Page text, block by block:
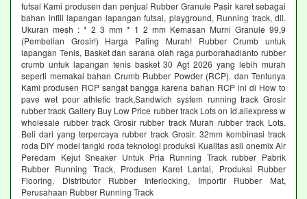
futsal Kami produsen dan penjual Rubber Granule Pasir karet sebagai
bahan infill lapangan lapangan futsal, playground, Running track, dll.
Ukuran mesh : * 2 3 mm * 1 2 mm Kemasan Murni Granule 99,9
(Pembelian Grosir!) Harga Paling Murah! Rubber Crumb untuk
lapangan Tenis, Basket dan sarana olah raga purborahadianto rubber
crumb untuk lapangan tenis basket 30 Agt 2026 yang lebih murah
seperti memakai bahan Crumb Rubber Powder (RCP). dan Tentunya
Kami produsen RCP sangat bangga karena bahan RCP ini di How to
pave wet pour athletic track,Sandwich system running track Grosir
rubber track Gallery Buy Low Price rubber track Lots on id.aliexpress w
wholesale rubber track Grosir rubber track Murah rubber track Lots,
Beli dari yang terpercaya rubber track Grosir. 32mm kombinasi track
roda DIY model tangki roda teknologi produksi Kualitas asli onemix Air
Peredam Kejut Sneaker Untuk Pria Running Track rubber Pabrik
Rubber Running Track, Produsen Karet Lantai, Produksi Rubber
Flooring, Distributor Rubber Interlocking, Importir Rubber Mat,
Perusahaan Rubber Running Track